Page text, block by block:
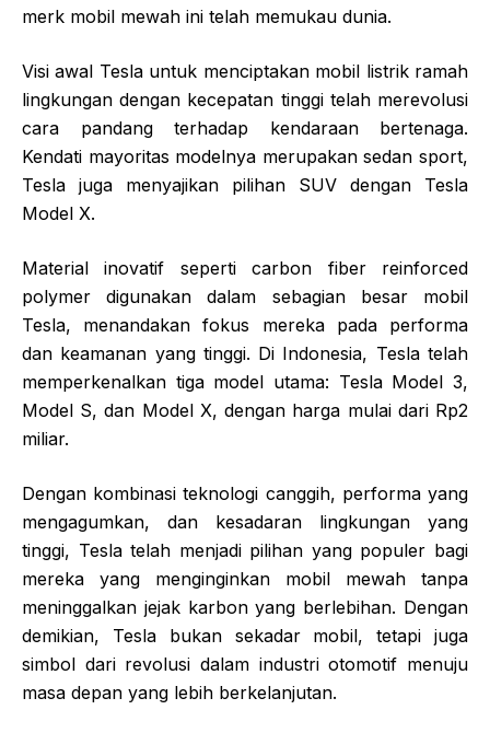
merk mobil mewah ini telah memukau dunia.
Visi awal Tesla untuk menciptakan mobil listrik ramah
lingkungan dengan kecepatan tinggi telah merevolusi
cara pandang terhadap kendaraan bertenaga.
Kendati mayoritas modelnya merupakan sedan sport,
Tesla juga menyajikan pilihan SUV dengan Tesla
Model X.
Material inovatif seperti carbon fiber reinforced
polymer digunakan dalam sebagian besar mobil
Tesla, menandakan fokus mereka pada performa
dan keamanan yang tinggi. Di Indonesia, Tesla telah
memperkenalkan tiga model utama: Tesla Model 3,
Model S, dan Model X, dengan harga mulai dari Rp2
miliar.
Dengan kombinasi teknologi canggih, performa yang
mengagumkan, dan kesadaran lingkungan yang
tinggi, Tesla telah menjadi pilihan yang populer bagi
mereka yang menginginkan mobil mewah tanpa
meninggalkan jejak karbon yang berlebihan. Dengan
demikian, Tesla bukan sekadar mobil, tetapi juga
simbol dari revolusi dalam industri otomotif menuju
masa depan yang lebih berkelanjutan.